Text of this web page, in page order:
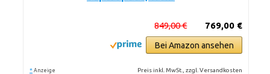
769,00 €
849,00 €
Bei Amazon ansehen
* Anzeige Preis inkl. MwSt., zzgl. Versandkosten